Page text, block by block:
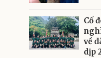
Cố
về
dịp